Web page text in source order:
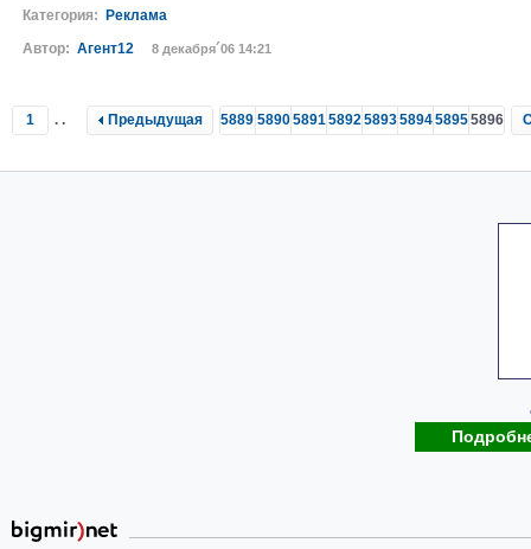
Категория:
Реклама
Автор: Агент12 8 декабря´06 14:21
1 .. Предыдущая 5889 5890589158925893589458955896